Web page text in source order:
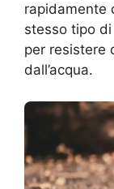
rapidamente
stesso tipo
per resistere
dall’acqua.